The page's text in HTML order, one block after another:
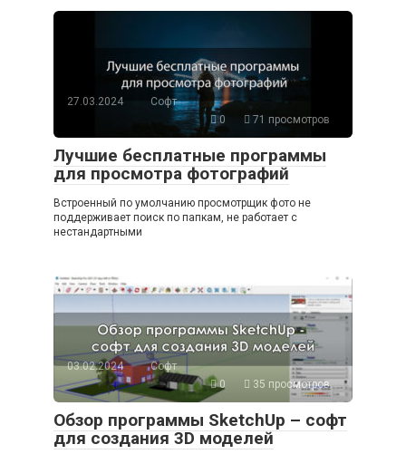
27.03.2024
Софт
0
71 просмотров
Лучшие бесплатные программы
для просмотра фотографий
Встроенный по умолчанию просмотрщик фото не
поддерживает поиск по папкам, не работает с
нестандартными
03.02.2024
Софт
0
35 просмотров
Обзор программы SketchUp – софт
для создания 3D моделей